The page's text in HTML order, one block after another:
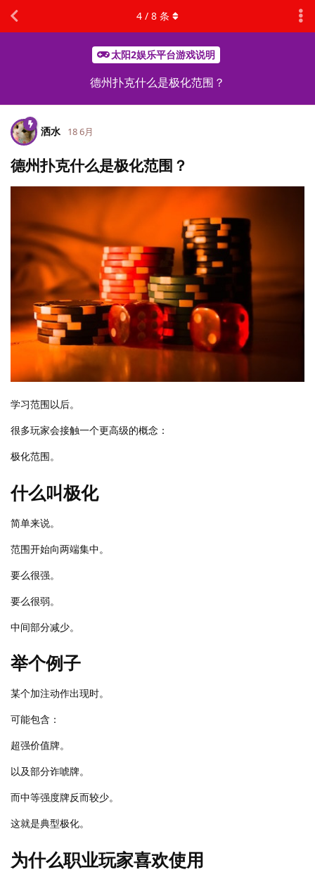
太阳2娱乐平台游戏说明
德州扑克什么是极化范围？
4 / 8 条
洒水 18 6月
德州扑克什么是极化范围？
学习范围以后。
很多玩家会接触一个更高级的概念：
极化范围。
什么叫极化
简单来说。
范围开始向两端集中。
要么很强。
要么很弱。
中间部分减少。
举个例子
某个加注动作出现时。
可能包含：
超强价值牌。
以及部分诈唬牌。
而中等强度牌反而较少。
这就是典型极化。
为什么职业玩家喜欢使用